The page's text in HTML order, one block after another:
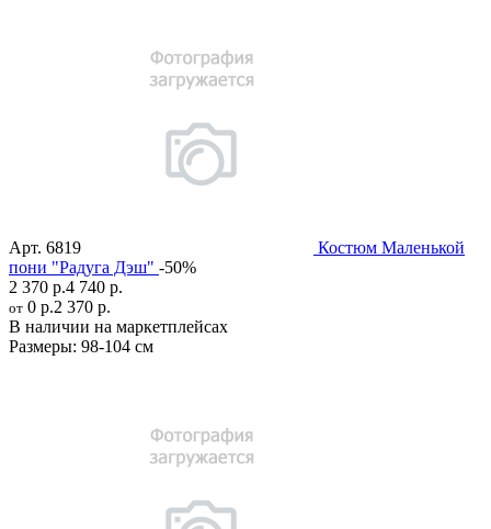
Арт. 6819
Костюм Маленькой
пони "Радуга Дэш" -50%
2 370 р.4 740 р.
от 0 р.2 370 р.
В наличии на маркетплейсах
Размеры: 98-104 см